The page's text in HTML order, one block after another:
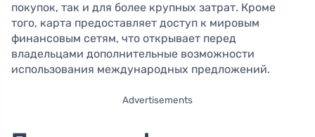
покупок, так и для более крупных затрат. Кроме
того, карта предоставляет доступ к мировым
финансовым сетям, что открывает перед
владельцами дополнительные возможности
использования международных предложений.
Advertisements